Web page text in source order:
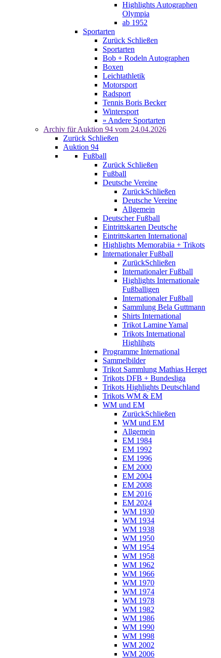
Highlights Autographen
Olympia
ab 1952
Sportarten
Zurück Schließen
Sportarten
Bob + Rodeln Autographen
Boxen
Leichtathletik
Motorsport
Radsport
Tennis Boris Becker
Wintersport
» Andere Sportarten
Archiv für Auktion 94 vom 24.04.2026
Zurück Schließen
Auktion 94
Fußball
Zurück Schließen
Fußball
Deutsche Vereine
ZurückSchließen
Deutsche Vereine
Allgemein
Deutscher Fußball
Eintrittskarten Deutsche
Eintrittskarten International
Highlights Memorabiia + Trikots
Internationaler Fußball
ZurückSchließen
Internationaler Fußball
Highlights Internationale
Fußballigen
Internationaler Fußball
Sammlung Bela Guttmann
Shirts International
Trikot Lamine Yamal
Trikots International
Highlihgts
Programme International
Sammelbilder
Trikot Sammlung Mathias Herget
Trikots DFB + Bundesliga
Trikots Highlights Deutschland
Trikots WM & EM
WM und EM
ZurückSchließen
WM und EM
Allgemein
EM 1984
EM 1992
EM 1996
EM 2000
EM 2004
EM 2008
EM 2016
EM 2024
WM 1930
WM 1934
WM 1938
WM 1950
WM 1954
WM 1958
WM 1962
WM 1966
WM 1970
WM 1974
WM 1978
WM 1982
WM 1986
WM 1990
WM 1998
WM 2002
WM 2006